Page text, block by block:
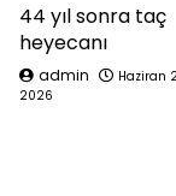
44 yıl sonra taç
heyecanı
admin
Haziran
2026